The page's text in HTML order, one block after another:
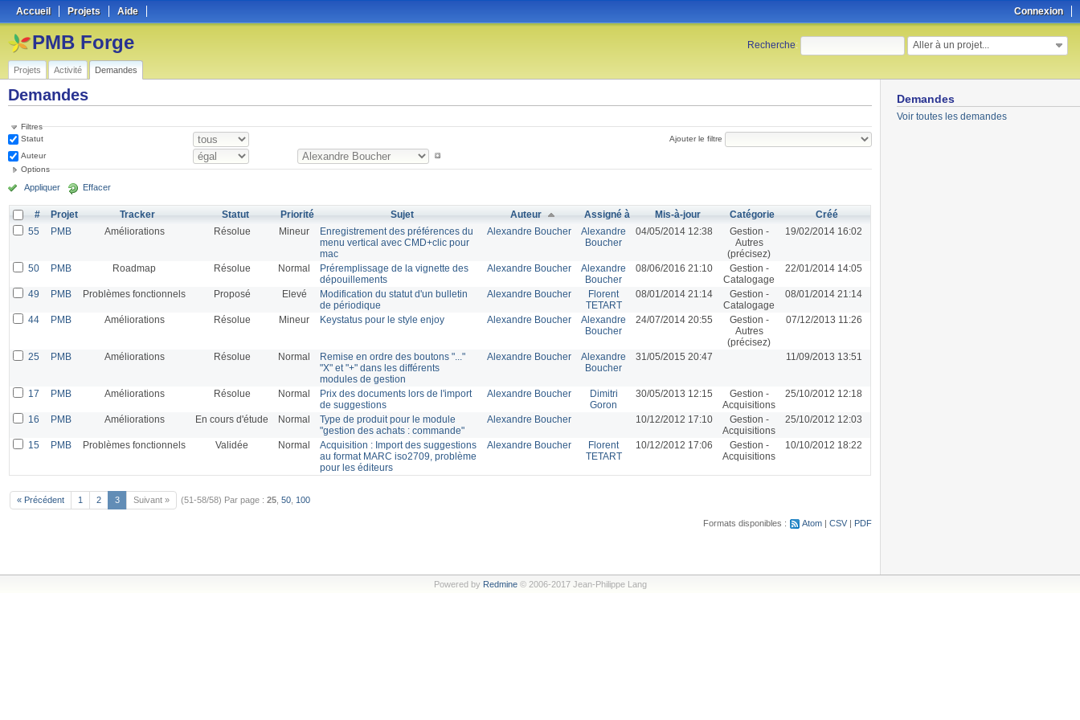
Connexion
Accueil Projets Aide
Recherche: Aller à un projet...
PMB Forge
Projets Activité Demandes
Demandes
Voir toutes les demandes
Demandes
Filtres
Statut
Auteur
Ajouter le filtre
Options
Appliquer Effacer
# Projet Tracker Statut Priorité Sujet Auteur Assigné à Mis-à-jour Catégorie
Créé
55
PMB Améliorations Résolue Mineur
Enregistrement des préférences du
menu vertical avec CMD+clic pour
mac
Alexandre Boucher
Alexandre
Boucher
04/05/2014 12:38
Gestion -
Autres
(précisez)
19/02/2014 16:02
50 PMB Roadmap Résolue Normal
Préremplissage de la vignette des
dépouillements
Alexandre Boucher
Alexandre
Boucher
08/06/2016 21:10
Gestion -
Catalogage
22/01/2014 14:05
49 PMB Problèmes fonctionnels Proposé Elevé
Modification du statut d'un bulletin
de périodique
Alexandre Boucher
Florent
TETART
08/01/2014 21:14
Gestion -
Catalogage
08/01/2014 21:14
44 PMB Améliorations Résolue Mineur Keystatus pour le style enjoy Alexandre Boucher
Alexandre
Boucher
24/07/2014 20:55
Gestion -
Autres
(précisez)
07/12/2013 11:26
25 PMB Améliorations Résolue Normal
Remise en ordre des boutons "..."
"X" et "+" dans les différents
modules de gestion
Alexandre Boucher
Alexandre
Boucher
31/05/2015 20:47 11/09/2013 13:51
17 PMB Améliorations Résolue Normal
Prix des documents lors de l'import
de suggestions
Alexandre Boucher
Dimitri
Goron
30/05/2013 12:15
Gestion -
Acquisitions
25/10/2012 12:18
16 PMB Améliorations En cours d'étude Normal
Type de produit pour le module
"gestion des achats : commande"
Alexandre Boucher 10/12/2012 17:10
Gestion -
Acquisitions
25/10/2012 12:03
15 PMB Problèmes fonctionnels Validée Normal
Acquisition : Import des suggestions
au format MARC iso2709, problème
pour les éditeurs
Alexandre Boucher
Florent
TETART
10/12/2012 17:06
Gestion -
Acquisitions
10/10/2012 18:22
« Précédent 1 2 3 Suivant » (51-58/58) Par page : 25 50 100
Formats disponibles : Atom CSV PDF
Powered by Redmine© 2006-2017 Jean-Philippe Lang